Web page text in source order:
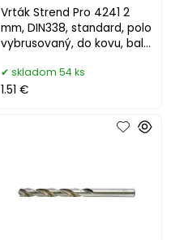
Vrták Strend Pro 4241 2
mm, DIN338, standard, polo
vybrusovaný, do kovu, bal.
skladom 54 ks
1.51 €